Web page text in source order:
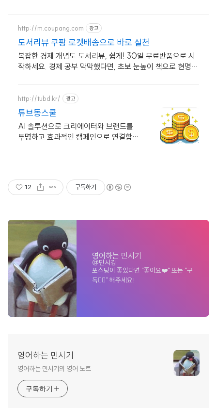
http://m.coupang.com 광고
도서리뷰 쿠팡 로켓배송으로 바로 실천
복잡한 경제 개념도 도서리뷰, 쉽게! 30일 무료반품으로 시
작하세요. 경제 공부 막막했다면, 초보 눈높이 책으로 현명한
http://tubd.kr/ 광고
튜브동스쿨
AI 솔루션으로 크리에이터와 브랜드를
투명하고 효과적인 캠페인으로 연결합니
12 구독하기
영어하는 민시기
@민시깅
포스팅이 좋았다면 "좋아요❤️" 또는 "구
독👍🏻" 해주세요!
영어하는 민시기
영어하는 민시기의 영어 노트
구독하기